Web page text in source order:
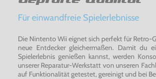
brauchen Sie weiterhin einen GameCube
eine GameCube Memory Card (die Wii
Für einwandfreie Spielerlebnisse
Die Nintento Wii eignet sich perfekt für Retro-
neue Entdecker gleichermaßen. Damit du
Spielerlebnis genießen kannst, werden
unserer Reparatur-Werkstatt von unseren
auf Funktionalität getestet, gereinigt und bei